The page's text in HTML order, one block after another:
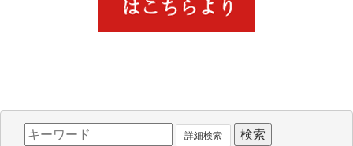
詳細検索